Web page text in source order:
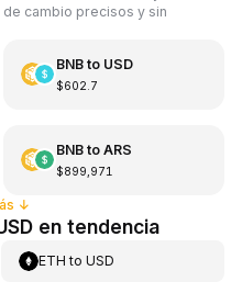
cambio precisos y sin
BNBto USD
$602.7
BNBto ARS
$899,971
↓
en tendencia
ETH toUSD